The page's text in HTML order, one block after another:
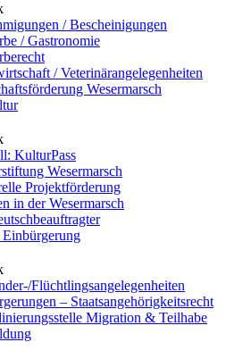
/ Bescheinigungen
/ Gastronomie
/ Veterinärangelegenheiten
Wesermarsch
KulturPass
Wesermarsch
Projektförderung
in der Wesermarsch
Flüchtlingsangelegenheiten
– Staatsangehörigkeitsrecht
Migration & Teilhabe